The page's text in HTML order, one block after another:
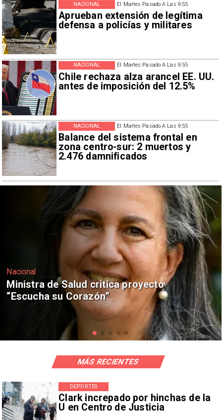
El Martes Pasado A Las 9:55
Aprueban extensión de legítima
defensa a policías y militares
NACIONAL
El Martes Pasado A Las 9:55
Chile rechaza alza arancel EE. UU.
antes de imposición del 12.5%
NACIONAL
El Martes Pasado A Las 9:55
Balance del sistema frontal en
zona centro-sur: 2 muertos y
2.476 damnificados
NACIONAL
Nacional
Corte de Apelaciones rechaza
anulación de absolución de Claudio
Clark increpado por hinchas de la
U en Centro de Justicia
DEPORTES
MÁS RECIENTES